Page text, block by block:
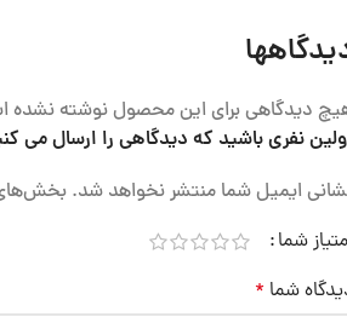
دیدگاهی برای این محصول نوشته نشده
نفری باشید که دیدگاهی را ارسال می
ایمیل شما منتشر نخواهد شد. بخش‌های
شما
شما *